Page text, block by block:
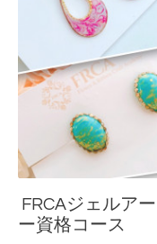
FRCAジェルア
ー資格コース